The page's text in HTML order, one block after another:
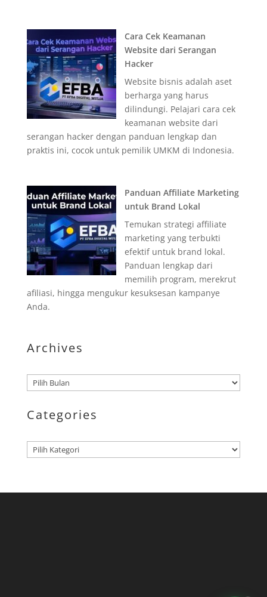
Cara Cek Keamanan
Website dari Serangan
Hacker
Website bisnis adalah aset
berharga yang harus
dilindungi. Pelajari cara cek
keamanan website dari
serangan hacker dengan panduan lengkap dan
praktis ini, cocok untuk pemilik UMKM di Indonesia.
Panduan Affiliate Marketing
untuk Brand Lokal
Temukan strategi affiliate
marketing yang terbukti
efektif untuk brand lokal.
Panduan lengkap dari
memilih program, merekrut
afiliasi, hingga mengukur kesuksesan kampanye
Anda.
Archives
Arsip
Categories
Kategori